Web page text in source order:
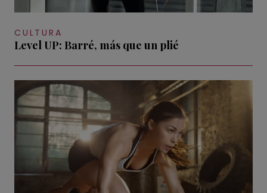
CULTURA
Level UP: Barré, más que un plié